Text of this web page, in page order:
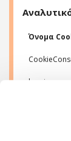
Όνομα
has_js